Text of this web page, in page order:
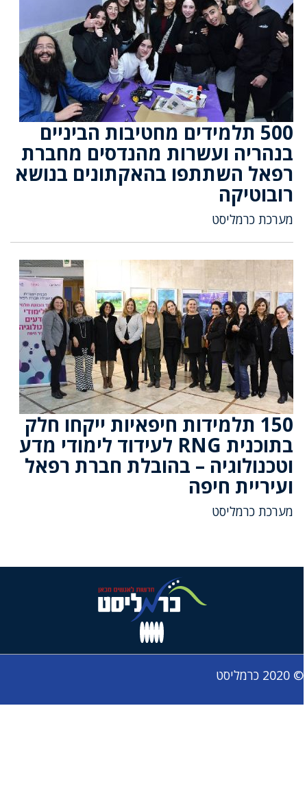
500 תלמידים מחטיבות הביניים
בנהריה ועשרות מהנדסים מחברת
רפאל השתתפו בהאקתונים בנושא
רובוטיקה
מערכת כרמליסט
150 תלמידות חיפאיות ייקחו חלק
בתוכנית RNG לעידוד לימודי מדע
וטכנולוגיה – בהובלת חברת רפאל
ועיריית חיפה
מערכת כרמליסט
© 2020 כרמליסט